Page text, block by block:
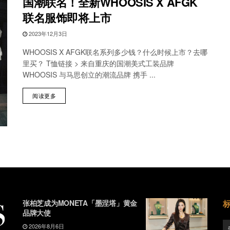
联名服饰即将上市
2023年12月3日
WHOOSIS X AFGK联名系列多少钱？什么时候上市？去哪
里买？ T恤链接 > 来自重庆的国潮美式工装品牌
WHOOSIS 与马思创立的潮流品牌 携手 ...
阅读更多
张柏芝成为MONETA「墨涅塔」黄金
品牌大使
2026年8月6日